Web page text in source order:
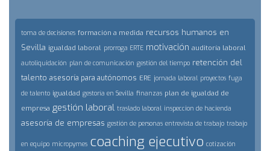
toma de decisiones formación a medida recursos humanos en
Sevilla igualdad laboral prorroga ERTE motivación auditoría laboral
autoliquidación plan de comunicación gestión del tiempo retención del
talento asesoría para autónomos ERE jornada laboral proyectos fuga
de talento igualdad gestoría en Sevilla finanzas plan de igualdad de
empresa gestión laboral traslado laboral inspeccion de hacienda
asesoría de empresas gestión de personas entrevista de trabajo trabajo
en equipo micropymes coaching ejecutivo cotización